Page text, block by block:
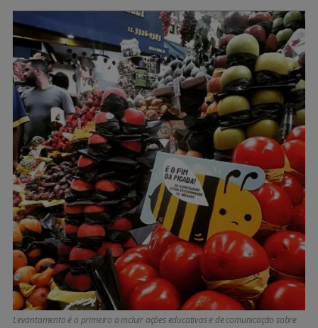
Levantamento é o primeiro a incluir ações educativas e de comunicação sobre